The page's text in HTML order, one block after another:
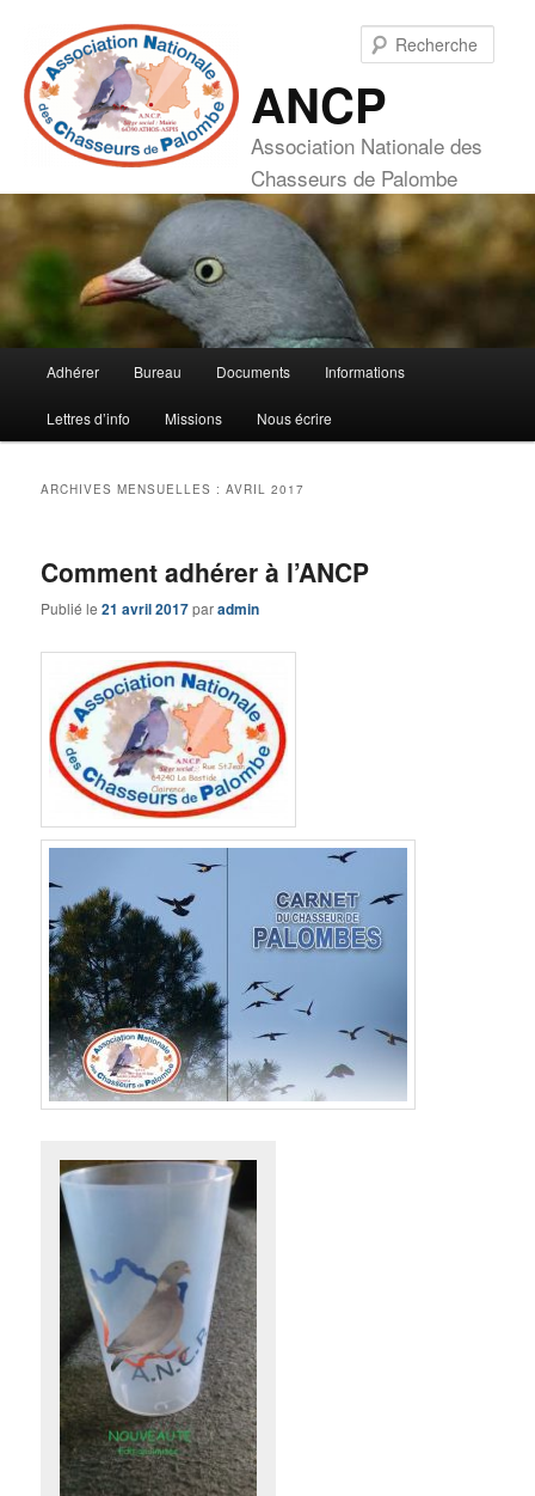
contenu
principal
contenu
secondaire
ANCP
Association Nationale des
Chasseurs de Palombe
principal
Adhérer Bureau Documents Informations
Lettres d’info Missions Nous écrire
ARCHIVES MENSUELLES :AVRIL 2017
Comment adhérer à l’ANCP
Publié le21 avril 2017paradmin